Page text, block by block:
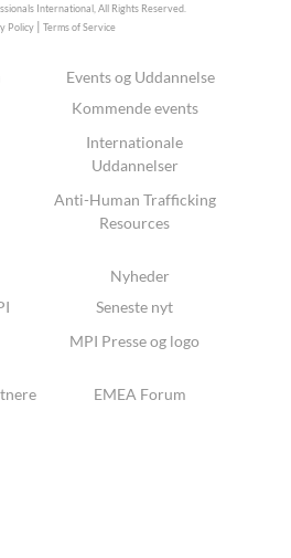
International, All Rights Reserved.
Policy |Terms of Service
Events og Uddannelse
Kommende events
Internationale
Uddannelser
Anti-Human Trafficking
Resources
Nyheder
Seneste nyt
MPI Presse og logo
EMEA Forum